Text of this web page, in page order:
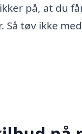
på, at du
tøv ikke